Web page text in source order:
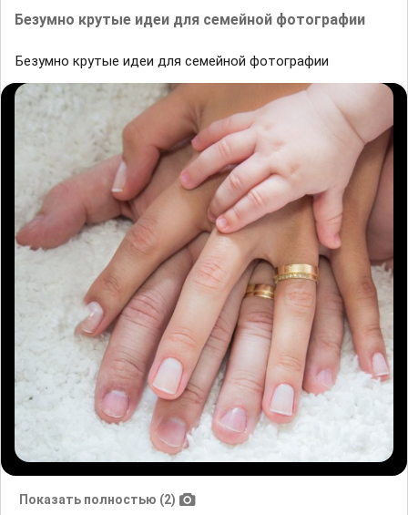
Безумно крутые идеи для семейной фотографии
Безумно крутые идеи для семейной фотографии
Показать полностью (2)